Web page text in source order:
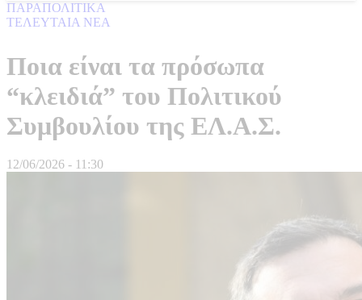
ΠΑΡΑΠΟΛΙΤΙΚΑ
ΤΕΛΕΥΤΑΙΑ ΝΕΑ
Ποια είναι τα πρόσωπα
“κλειδιά” του Πολιτικού
Συμβουλίου της ΕΛ.Α.Σ.
12/06/2026 - 11:30